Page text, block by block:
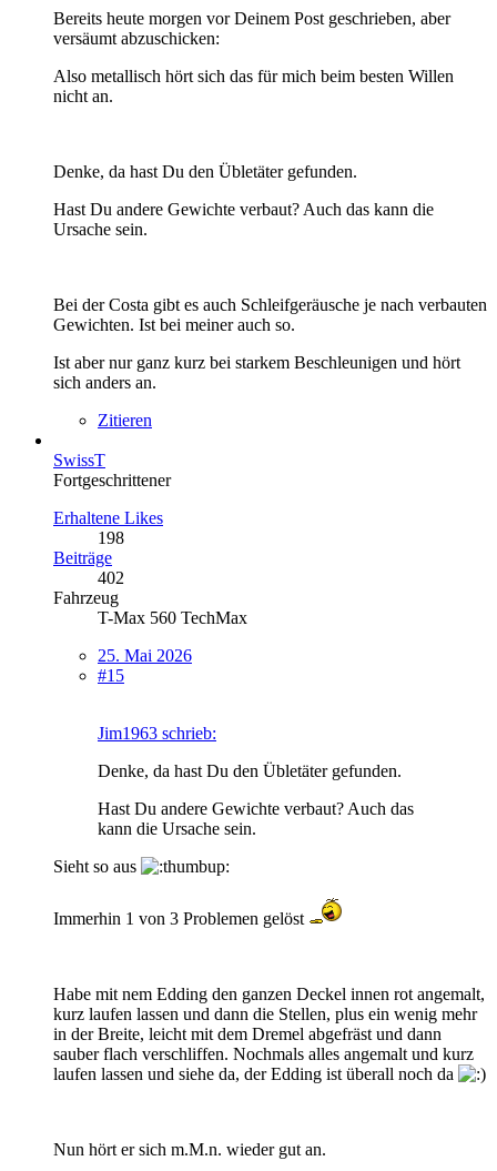
Bereits heute morgen vor Deinem Post geschrieben, aber
versäumt abzuschicken:
Also metallisch hört sich das für mich beim besten Willen
nicht an.
Denke, da hast Du den Übletäter gefunden.
Hast Du andere Gewichte verbaut? Auch das kann die
Ursache sein.
Bei der Costa gibt es auch Schleifgeräusche je nach verbauten
Gewichten. Ist bei meiner auch so.
Ist aber nur ganz kurz bei starkem Beschleunigen und hört
sich anders an.
Zitieren
SwissT
Fortgeschrittener
Erhaltene Likes
198
Beiträge
402
Fahrzeug
T-Max 560 TechMax
25. Mai 2026
#15
Jim1963 schrieb:
Denke, da hast Du den Übletäter gefunden.
Hast Du andere Gewichte verbaut? Auch das
kann die Ursache sein.
Sieht so aus
Immerhin 1 von 3 Problemen gelöst
Habe mit nem Edding den ganzen Deckel innen rot angemalt,
kurz laufen lassen und dann die Stellen, plus ein wenig mehr
in der Breite, leicht mit dem Dremel abgefräst und dann
sauber flach verschliffen. Nochmals alles angemalt und kurz
laufen lassen und siehe da, der Edding ist überall noch da
Nun hört er sich m.M.n. wieder gut an.